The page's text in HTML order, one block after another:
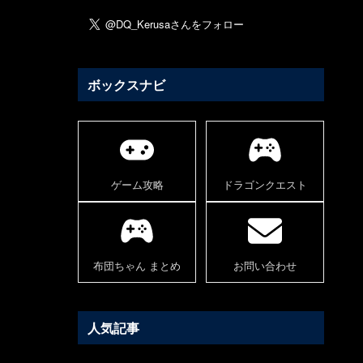
ボックスナビ
ゲーム攻略 ドラゴンクエスト
布団ちゃん まとめ お問い合わせ
人気記事